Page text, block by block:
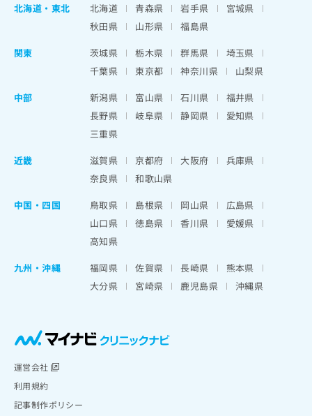
北海道 ・ 東北 北海道 青森県 岩手県
宮城県
秋田県
山形県
福島県
関東
茨城県 栃木県 群馬県
埼玉県
千葉県
東京都 神奈川県
山梨県
中部
新潟県 富山県 石川県
福井県
長野県
岐阜県 静岡県
愛知県
三重県
近畿
滋賀県 京都府 大阪府
兵庫県
奈良県
和歌山県
中国・四国
鳥取県 島根県 岡山県
広島県
山口県
徳島県 香川県
愛媛県
高知県
九州・沖縄
福岡県 佐賀県 長崎県
熊本県
大分県
宮崎県 鹿児島県 沖縄県
運営会社
利用規約
記事制作ポリシー